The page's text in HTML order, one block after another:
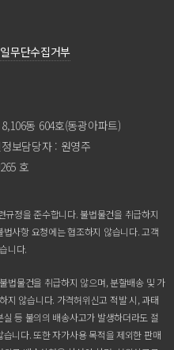
무단수집거부
동604호(동광아파트)
보담당자:원영주
호
정을준수합니다.불법물건을취급하지
사항요청에는협조하지않습니다.고객
니다.
법물건을취급하지않으며,분할배송및가
지않습니다.가격허위신고적발시,과태
등불의의배송사고가발생하더라도절
니다.또한자가사용목적을제외한판매